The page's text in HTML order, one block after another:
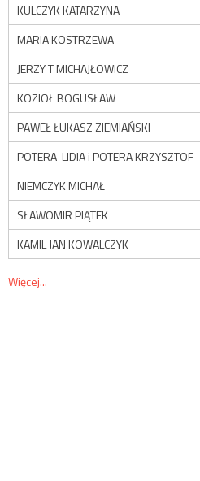
KULCZYK KATARZYNA
MARIA KOSTRZEWA
JERZY T MICHAJŁOWICZ
KOZIOŁ BOGUSŁAW
PAWEŁ ŁUKASZ ZIEMIAŃSKI
POTERA LIDIA i POTERA KRZYSZTOF
NIEMCZYK MICHAŁ
SŁAWOMIR PIĄTEK
KAMIL JAN KOWALCZYK
Więcej...